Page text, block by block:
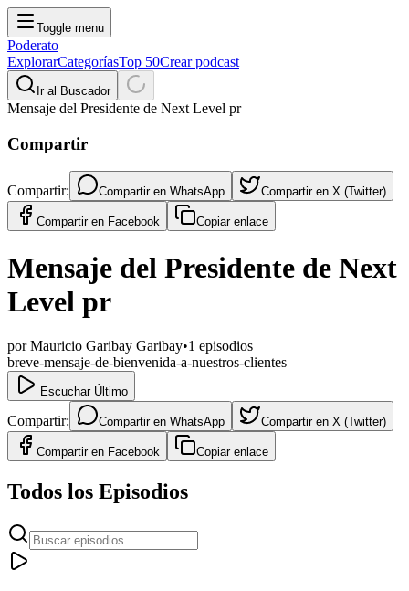
Toggle menu
Poderato
ExplorarCategoríasTop 50Crear podcast
Ir al Buscador
Mensaje del Presidente de Next Level pr
Compartir
Compartir: Compartir en WhatsApp Compartir en X (Twitter)
Compartir en Facebook Copiar enlace
Mensaje del Presidente de Next
Level pr
porMauricio Garibay Garibay•1 episodios
breve-mensaje-de-bienvenida-a-nuestros-clientes
Escuchar Último
Compartir: Compartir en WhatsApp Compartir en X (Twitter)
Compartir en Facebook Copiar enlace
Todos los Episodios